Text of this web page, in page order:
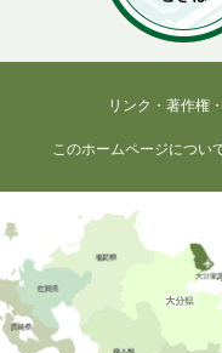
リンク・著作権
このホームページについ